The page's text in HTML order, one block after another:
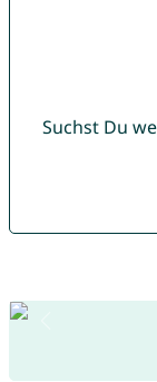
Suchst Du